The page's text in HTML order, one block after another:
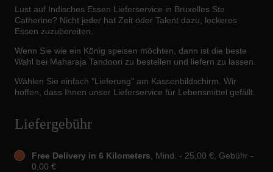
Lust auf Indisches Essen Lieferservice in Bruxelles Ste
Catherine? Nicht jeder hat Zeit oder Talent dazu, leckeres
Essen zuzubereiten.
Wenn Sie wie ein König speisen möchten, dann ist die beste
Wahl bei Maharaja Tandoori zu bestellen und liefern zu lassen.
Wählen Sie einfach "Lieferung" am Kassenbildschirm. Wir
hoffen, dass Ihnen unser Lieferservice für Lebensmittel gefällt.
Liefergebühr
Free Delivery in 6 Kilometers, Mind. - 25,00 €, Gebühr -
0,00 €